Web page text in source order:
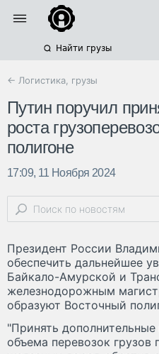
Найти грузы
← Логистика, грузы
Путин поручил
роста
полигоне
17:09, 11 Ноября 2024
Президент России
обеспечить дальнейшее
Байкало-Амурской и
железнодорожным
образуют Восточный
"Принять
объема перевозок грузов